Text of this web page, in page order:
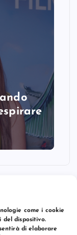
come i cookie
del dispositivo.
di elaborare